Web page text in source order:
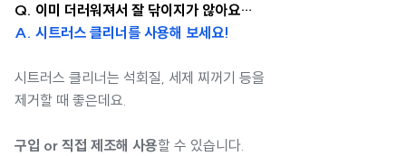
Q. 이미 더러워져서 잘 닦이지가 않아요…
A. 시트러스 클리너를 사용해 보세요!
시트러스 클리너는 석회질, 세제 찌꺼기 등을
제거할 때 좋은데요.
구입 or 직접 제조해 사용할 수 있습니다.